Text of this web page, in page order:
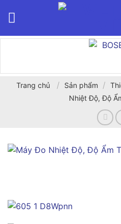
Trang chủ / Sản phẩm /
Nhiệt Độ, Độ